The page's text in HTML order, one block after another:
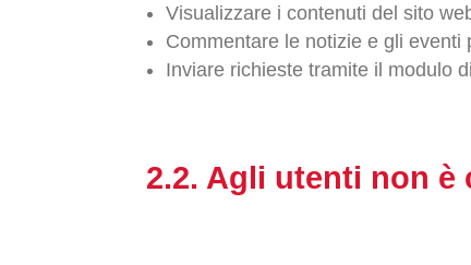
Visualizzare i contenuti del sito
Commentare le notizie e gli eventi
Inviare richieste tramite il modulo
2.2. Agli utenti non è